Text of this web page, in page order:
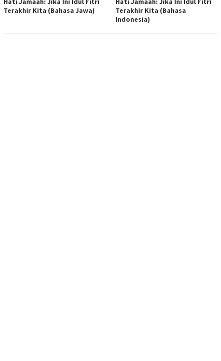
Terakhir Kita (Bahasa Jawa)
Terakhir Kita (Bahasa
Indonesia)